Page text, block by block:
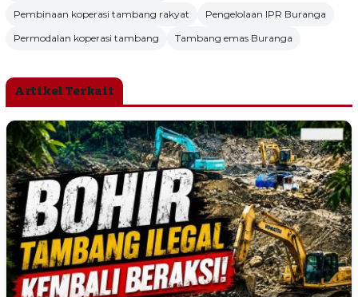
Pembinaan koperasi tambang rakyat
Pengelolaan IPR Buranga
Permodalan koperasi tambang
Tambang emas Buranga
Artikel Terkait